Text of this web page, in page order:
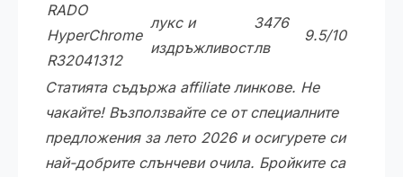
RADO
HyperChrome
R32041312
лукс и
издръжливост
3476
лв
9.5/10
Статията съдържа affiliate линкове. Не
чакайте! Възползвайте се от специалните
предложения за лето 2026 и осигурете си
най-добрите слънчеви очила. Бройките са